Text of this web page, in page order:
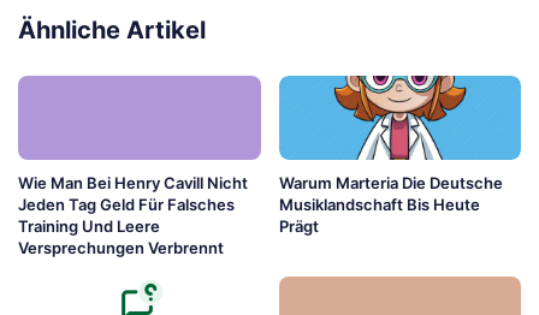
Ähnliche Artikel
Wie Man Bei Henry Cavill Nicht
Jeden Tag Geld Für Falsches
Training Und Leere
Versprechungen Verbrennt
Warum Marteria Die Deutsche
Musiklandschaft Bis Heute
Prägt